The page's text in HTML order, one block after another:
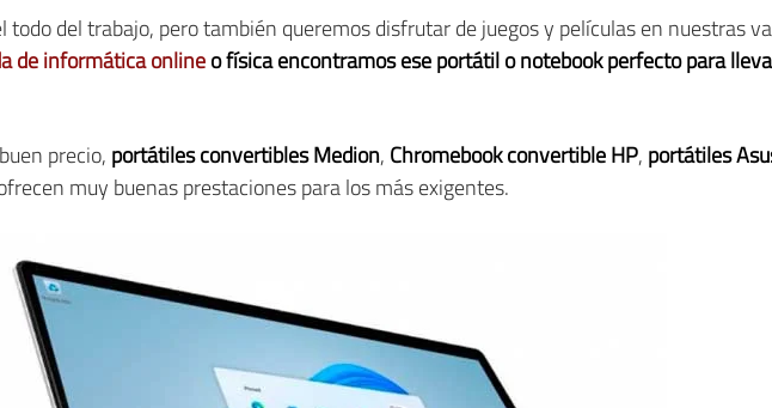
todo del trabajo, pero también queremos disfrutar de juegos y películas en nuestras
de informática onlineo física encontramos ese portátil o notebook perfecto para
precio, portátiles convertibles Medion, Chromebook convertible HP, portátiles
muy buenas prestaciones para los más exigentes.